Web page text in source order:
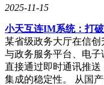
这款套装还接入了小米
过语音指令或手机APP
化的家居生活。
2025-11-15
小天互连IM系统：打
某省级政务大厅在信
与政务服务平台、电
直接通过即时通讯推
集成的稳定性。 从国